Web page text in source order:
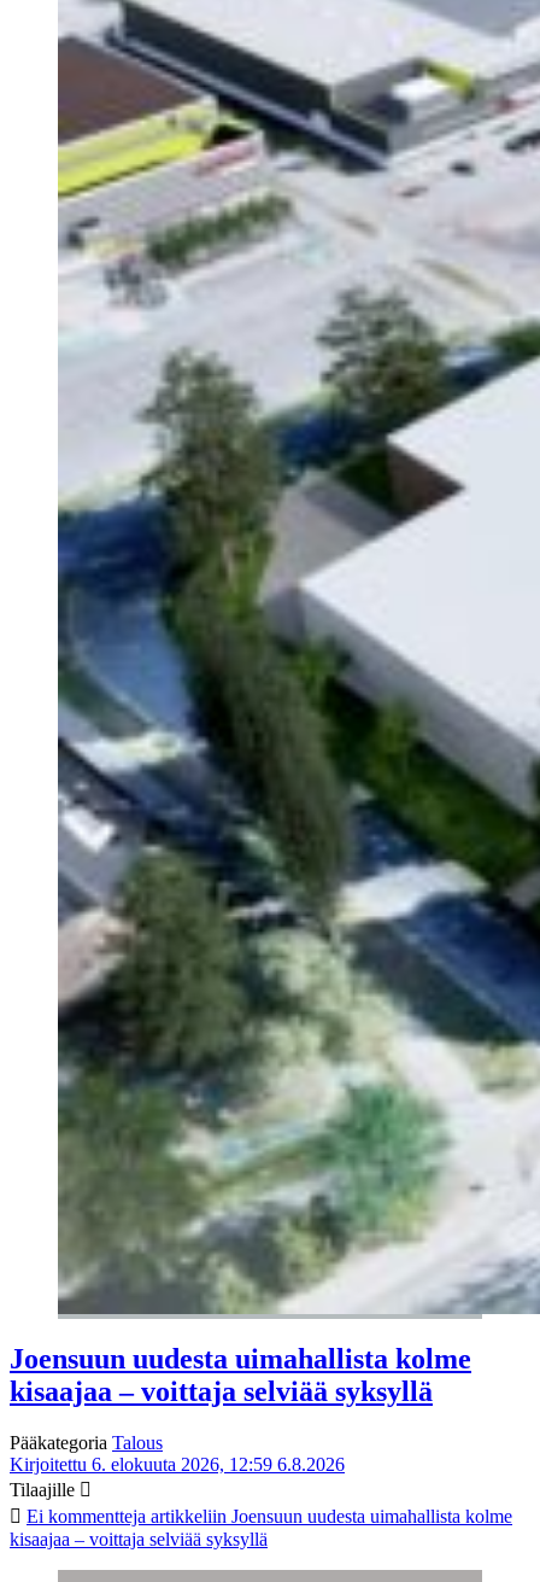
Joensuun uudesta uimahallista kolme
kisaajaa – voittaja selviää syksyllä
Pääkategoria Talous
Kirjoitettu 6. elokuuta 2026, 12:59 6.8.2026
Tilaajille
Ei kommentteja artikkeliin Joensuun uudesta uimahallista kolme
kisaajaa – voittaja selviää syksyllä